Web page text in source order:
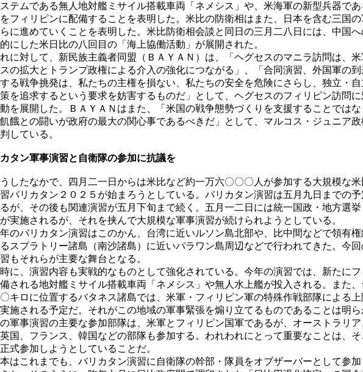
テムである無人地対艦ミサイル搭載車両「ネメシス」や、米海軍の新型兵器で
をフィリピンに配備することを表明した。米比の防衛相はまた、日本を含む三国の
に進めていくことを表明した。米比防衛相会談と同日の三月二八日には、中国へ
にした米日比の八回目の「海上協働活動」が展開された。
に対して、新民族主義者同盟（ＢＡＹＡＮ）は、「ヘグセスのマニラ訪問は、米
の拡大とトランプ政権による介入の強化につながる」、「合同演習、外国軍の到
る戦争挑発は、私たちの主権を損ない、私たちの安全を危険にさらし、独立・
を追求するという要求を妨害するものだ」として、ヘグセスのフィリピン訪問
を展開した。ＢＡＹＡＮはまた、「米国の戦争態勢づくりを支援することではな
餓との闘いが政府の最大の関心事であるべきだ」として、マルコス・ジュニア政
している。
タン軍事演習と自衛隊の参加に抗議を
したなかで、四月二一日からは米比など約一万六〇〇〇人が参加する大規模な
バリカタン２０２５が始まろうとしている。バリカタン演習は五月九日までの
が、その後も関連演習が五月下旬まで続く。五月一二日には統一国政・地方選
実施されるが、それを挟んで大規模な軍事演習が続けられようとしている。
のバリカタン演習はこのかん、台湾に近いルソン島北部や、比中間などで領有
スプラトリー諸島（南沙諸島）に近いパラワン島周辺などで行われてきた。今
もそれらが主要な舞台となる。
に、演習内容も実戦的なものとして強化されている。今年の演習では、新たにフ
される地対艦ミサイル搭載車両「ネメシス」や無人水上艦が投入される。また
キロに位置するバタネス諸島では、米軍・フィリピン軍の特殊作戦部隊による上
施される予定だ。それがこの地域の軍事緊張を煽り立てるものであることは明ら
軍事演習の主要な参加部隊は、米軍とフィリピン国軍であるが、オーストラリア
国、フランス、韓国などの部隊も参加する。われわれにとって重要なことは、
式参加しようとしていることだ。
はこれまでも、バリカタン演習に自衛隊の幹部・隊員をオブザーバーとして参加